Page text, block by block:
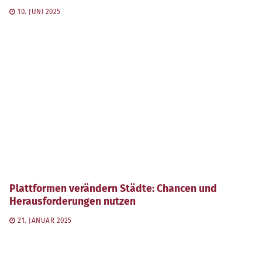
10. JUNI 2025
Plattformen verändern Städte: Chancen und
Herausforderungen nutzen
21. JANUAR 2025